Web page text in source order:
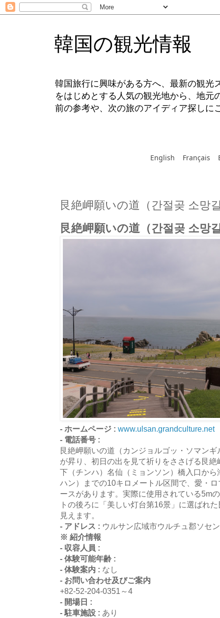
韓国の観光情報
韓国旅行に興味がある方へ、最新の観光
をはじめとする人気の観光地から、地
前の参考や、次の旅のアイディア探しに
English Français
艮絶岬願いの道（간절곶 소망
艮絶岬願いの道（간절곶 소망
- ホームページ : www.ulsan.grandculture.net
- 電話番号 :
艮絶岬願いの道（カンジョルゴッ・ソマン
が昇り、初日の出を見て祈りをささげる艮
下（チンハ）名仙（ミョンソン）橋入口か
ハン）までの10キロメートル区間で、愛・
ースがあります。実際に使用されている5m
トの後ろに「美しい灯台第16景」に選ばれ
見えます。
- アドレス : ウルサン広域市ウルチュ郡ソセ
※ 紹介情報
- 収容人員 :
- 体験可能年齢 :
- 体験案内 : なし
- お問い合わせ及びご案内
+82-52-204-0351～4
- 開場日 :
- 駐車施設 : あり